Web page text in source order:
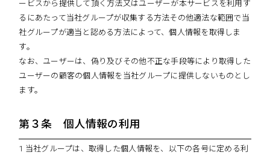
ービスから提供して頂く方法又はユーザーが本サービスを利用す
るにあたって当社グループが収集する方法その他適法な範囲で当
社グループが適当と認める方法によって、個人情報を取得しま
す。
なお、ユーザーは、偽り及びその他不正な手段等により取得した
ユーザーの顧客の個人情報を当社グループに提供しないものとし
ます。
第３条 個人情報の利用
1 当社グループは、取得した個人情報を、以下の各号に定める利